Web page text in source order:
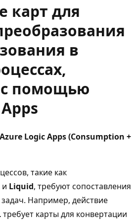
карт для
в
помощью
Azure Logic Apps (Consumption +
такие как
и Liquid, требуют сопоставления
Например, действие
требует карты для конвертации